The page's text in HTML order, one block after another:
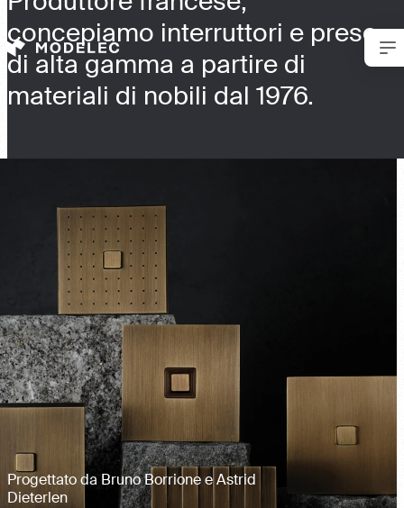
concepiamo interruttori e prese
di alta gamma a partire di
materiali di nobili dal 1976.
Progettato da Bruno Borrione e Astrid
Dieterlen
Cookies management panel